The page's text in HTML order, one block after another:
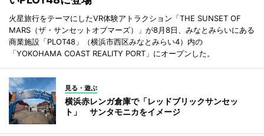
火星旅行をテーマにしたVR体験アトラクション「THE SUNSET OF
MARS（ザ・サンセットオブマーズ）」が8月8日、みなとみらいにある
商業施設「PLOT48」（横浜市西区みなとみらい4）内の
「YOKOHAMA COAST REALITY PORT」にオープンした。
見る・遊ぶ
横浜赤レンガ倉庫で「レッドブリックサンセッ
ト」 サンタモニカをイメージ